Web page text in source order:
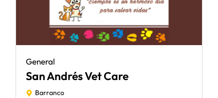
General
San Andrés Vet Care
Barranco